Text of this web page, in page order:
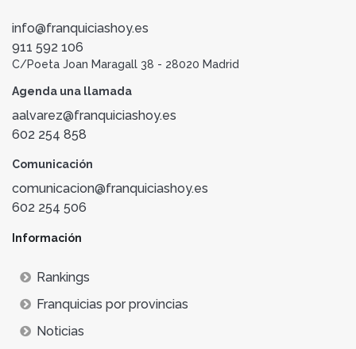
info@franquiciashoy.es
911 592 106
C/Poeta Joan Maragall 38 - 28020 Madrid
Agenda una llamada
aalvarez@franquiciashoy.es
602 254 858
Comunicación
comunicacion@franquiciashoy.es
602 254 506
Información
Rankings
Franquicias por provincias
Noticias